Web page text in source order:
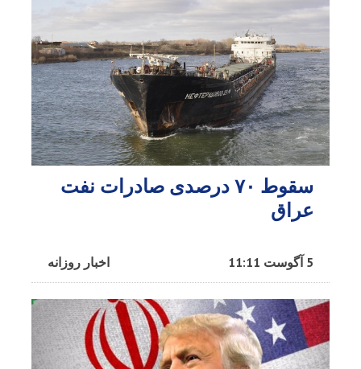
سقوط ۷۰ درصدی صادرات نفت
عراق
اخبار روزانه 5 آگوست 11:11